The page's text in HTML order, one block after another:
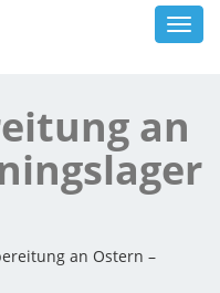
an
an Ostern –